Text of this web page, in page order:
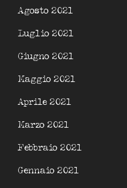
Agosto 2021
Luglio 2021
Giugno 2021
Maggio 2021
Aprile 2021
Marzo 2021
Febbraio 2021
Gennaio 2021